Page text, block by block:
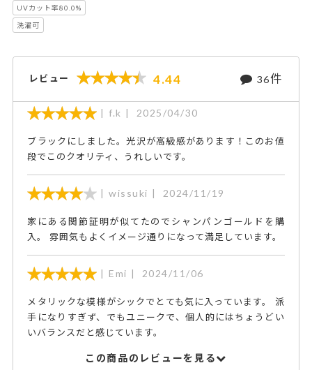
UVカット率80.0%
洗濯可
レビュー 4.44 36件
f.k 2025/04/30
ブラックにしました。光沢が高級感があります！このお値
段でこのクオリティ、うれしいです。
wissuki 2024/11/19
家にある関節証明が似てたのでシャンパンゴールドを購
入。 雰囲気もよくイメージ通りになって満足しています。
Emi 2024/11/06
メタリックな模様がシックでとても気に入っています。 派
手になりすぎず、でもユニークで、個人的にはちょうどい
いバランスだと感じています。
この商品のレビューを見る